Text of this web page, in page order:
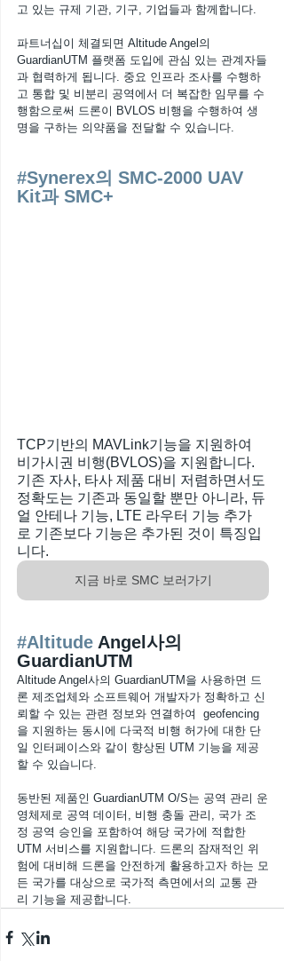
고 있는 규제 기관, 기구, 기업들과 함께합니다.
파트너십이 체결되면 Altitude Angel의
GuardianUTM 플랫폼 도입에 관심 있는 관계자들
과 협력하게 됩니다. 중요 인프라 조사를 수행하
고 통합 및 비분리 공역에서 더 복잡한 임무를 수
행함으로써 드론이 BVLOS 비행을 수행하여 생
명을 구하는 의약품을 전달할 수 있습니다.
#Synerex의 SMC-2000 UAV
Kit과 SMC+
TCP기반의 MAVLink기능을 지원하여
비가시권 비행(BVLOS)을 지원합니다.
기존 자사, 타사 제품 대비 저렴하면서도
정확도는 기존과 동일할 뿐만 아니라, 듀
얼 안테나 기능, LTE 라우터 기능 추가
로 기존보다 기능은 추가된 것이 특징입
니다.
지금 바로 SMC 보러가기
#Altitude Angel사의
GuardianUTM
Altitude Angel사의 GuardianUTM을 사용하면 드
론 제조업체와 소프트웨어 개발자가 정확하고 신
뢰할 수 있는 관련 정보와 연결하여  geofencing
을 지원하는 동시에 다국적 비행 허가에 대한 단
일 인터페이스와 같이 향상된 UTM 기능을 제공
할 수 있습니다.
동반된 제품인 GuardianUTM O/S는 공역 관리 운
영체제로 공역 데이터, 비행 충돌 관리, 국가 조
정 공역 승인을 포함하여 해당 국가에 적합한
UTM 서비스를 지원합니다. 드론의 잠재적인 위
험에 대비해 드론을 안전하게 활용하고자 하는 모
든 국가를 대상으로 국가적 측면에서의 교통 관
리 기능을 제공합니다.